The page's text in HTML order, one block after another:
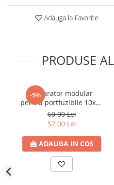
Iluminat de siguranta
Iluminat pe sina magnetica
interior/exterior
Senzori de miscare, crepusculari
ceasuri programabile
defectului de arc electric
Cabluri electrice
NYM-J
Adauga la Favorite
PRODUSE
-5%
Separator modular
pentru portfuzibile 10x38
3p+N 32A
60,00 Lei
57,00 Lei
ADAUGA IN COS